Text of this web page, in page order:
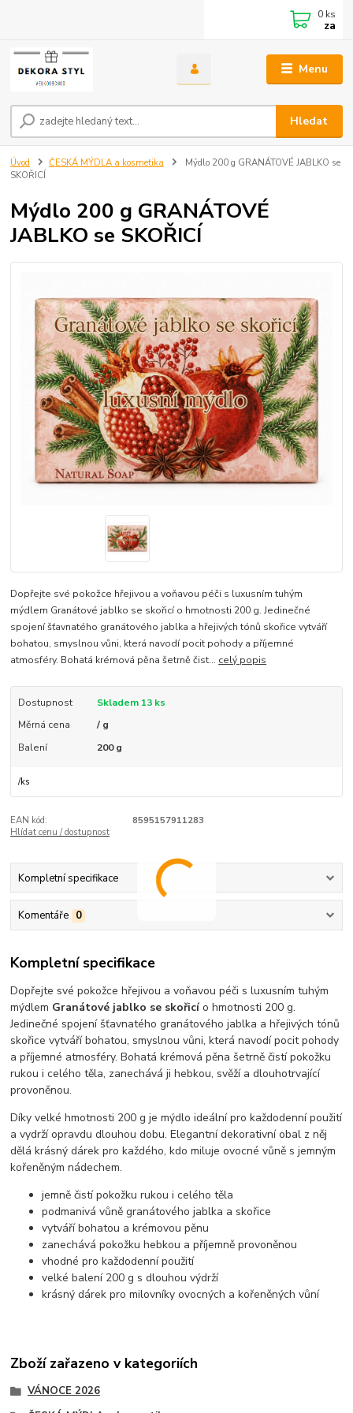
Menu
Hledat
0 ks
za
Úvod ČESKÁ MÝDLA a kosmetika
Mýdlo 200 g GRANÁTOVÉ JABLKO se
SKOŘICÍ
Mýdlo 200 g GRANÁTOVÉ
JABLKO se SKOŘICÍ
Dopřejte své pokožce hřejivou a voňavou péči s luxusním tuhým
mýdlem Granátové jablko se skořicí o hmotnosti 200 g. Jedinečné
spojení šťavnatého granátového jablka a hřejivých tónů skořice vytváří
bohatou, smyslnou vůni, která navodí pocit pohody a příjemné
atmosféry. Bohatá krémová pěna šetrně čist... celý popis
Dostupnost
Skladem 13 ks
Měrná cena
/ g
Balení
200 g
/ks
EAN kód:
8595157911283
Hlídat cenu / dostupnost
Kompletní specifikace
Komentáře 0
Kompletní specifikace
Dopřejte své pokožce hřejivou a voňavou péči s luxusním tuhým
mýdlem Granátové jablko se skořicío hmotnosti 200 g.
Jedinečné spojení šťavnatého granátového jablka a hřejivých tónů
skořice vytváří bohatou, smyslnou vůni, která navodí pocit pohody
a příjemné atmosféry. Bohatá krémová pěna šetrně čistí pokožku
rukou i celého těla, zanechává ji hebkou, svěží a dlouhotrvající
provoněnou.
Díky velké hmotnosti 200 g je mýdlo ideální pro každodenní použití
a vydrží opravdu dlouhou dobu. Elegantní dekorativní obal z něj
dělá krásný dárek pro každého, kdo miluje ovocné vůně s jemným
kořeněným nádechem.
jemně čistí pokožku rukou i celého těla
podmanivá vůně granátového jablka a skořice
vytváří bohatou a krémovou pěnu
zanechává pokožku hebkou a příjemně provoněnou
vhodné pro každodenní použití
velké balení 200 g s dlouhou výdrží
krásný dárek pro milovníky ovocných a kořeněných vůní
Zboží zařazeno v kategoriích
VÁNOCE 2026